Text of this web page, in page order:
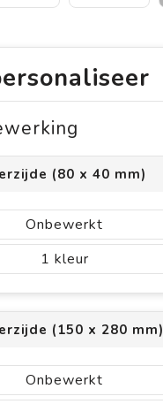
(80 x 40 mm)
Onbewerkt
1
(150 x 280 mm)
Onbewerkt